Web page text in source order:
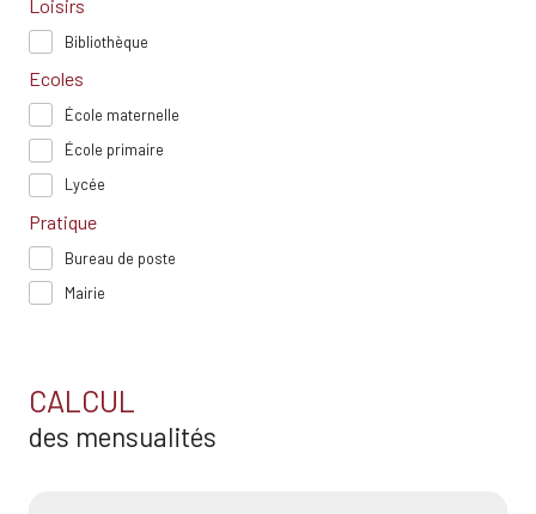
Loisirs
Bibliothèque
Ecoles
École maternelle
École primaire
Lycée
Pratique
Bureau de poste
Mairie
CALCUL
des mensualités